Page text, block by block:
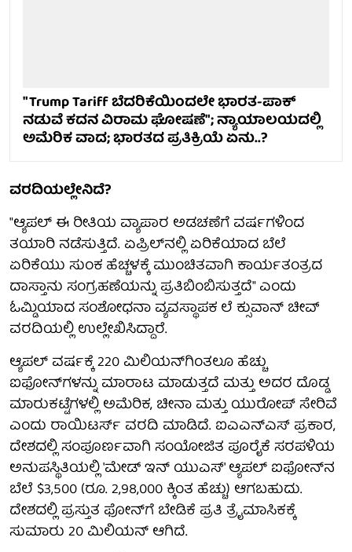
"Trump Tariff ಬೆದರಿಕೆಯಿಂದಲೇ ಭಾರತ-ಪಾಕ್
ನಡುವೆ ಕದನ ವಿರಾಮ ಘೋಷಣೆ"; ನ್ಯಾಯಾಲಯದಲ್ಲಿ
ಅಮೆರಿಕ ವಾದ; ಭಾರತದ ಪ್ರತಿಕ್ರಿಯೆ ಏನು..?
ವರದಿಯಲ್ಲೇನಿದೆ?
"ಆ್ಯಪಲ್ ಈ ರೀತಿಯ ವ್ಯಾಪಾರ ಅಡಚಣೆಗೆ ವರ್ಷಗಳಿಂದ
ತಯಾರಿ ನಡೆಸುತ್ತಿದೆ. ಏಪ್ರಿಲ್‌ನಲ್ಲಿ ಏರಿಕೆಯಾದ ಬೆಲೆ
ಏರಿಕೆಯು ಸುಂಕ ಹೆಚ್ಚಳಕ್ಕೆ ಮುಂಚಿತವಾಗಿ ಕಾರ್ಯತಂತ್ರದ
ದಾಸ್ತಾನು ಸಂಗ್ರಹಣೆಯನ್ನು ಪ್ರತಿಬಿಂಬಿಸುತ್ತದೆ" ಎಂದು
ಓಮ್ಡಿಯಾದ ಸಂಶೋಧನಾ ವ್ಯವಸ್ಥಾಪಕ ಲೆ ಕ್ಸುವಾನ್ ಚೀವ್
ವರದಿಯಲ್ಲಿ ಉಲ್ಲೇಖಿಸಿದ್ದಾರೆ.
ಆ್ಯಪಲ್ ವರ್ಷಕ್ಕೆ 220 ಮಿಲಿಯನ್‌ಗಿಂತಲೂ ಹೆಚ್ಚು
ಐಫೋನ್‌ಗಳನ್ನು ಮಾರಾಟ ಮಾಡುತ್ತದೆ ಮತ್ತು ಅದರ ದೊಡ್ಡ
ಮಾರುಕಟ್ಟೆಗಳಲ್ಲಿ ಅಮೆರಿಕ, ಚೀನಾ ಮತ್ತು ಯುರೋಪ್ ಸೇರಿವೆ
ಎಂದು ರಾಯಿಟರ್ಸ್ ವರದಿ ಮಾಡಿದೆ. ಐಎಎನ್‌ಎಸ್ ಪ್ರಕಾರ,
ದೇಶದಲ್ಲಿ ಸಂಪೂರ್ಣವಾಗಿ ಸಂಯೋಜಿತ ಪೂರೈಕೆ ಸರಪಳಿಯ
ಅನುಪಸ್ಥಿತಿಯಲ್ಲಿ 'ಮೇಡ್ ಇನ್ ಯುಎಸ್' ಆ್ಯಪಲ್ ಐಫೋನ್‌ನ
ಬೆಲೆ $3,500 (ರೂ. 2,98,000 ಕ್ಕಿಂತ ಹೆಚ್ಚು) ಆಗಬಹುದು.
ದೇಶದಲ್ಲಿ ಪ್ರಸ್ತುತ ಫೋನ್‌ಗೆ ಬೇಡಿಕೆ ಪ್ರತಿ ತ್ರೈಮಾಸಿಕಕ್ಕೆ
ಸುಮಾರು 20 ಮಿಲಿಯನ್ ಆಗಿದೆ.